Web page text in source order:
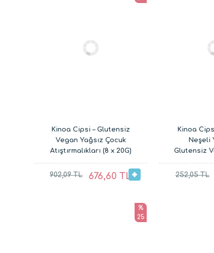
Kinoa Cipsi – Glutensiz
Vegan Yağsız Çocuk
Atıştırmalıkları (8 x 20G)
902,09 TL 676,60 TL
Kinoa
Neşeli
Glutensiz
x
252,05 TL
%
25